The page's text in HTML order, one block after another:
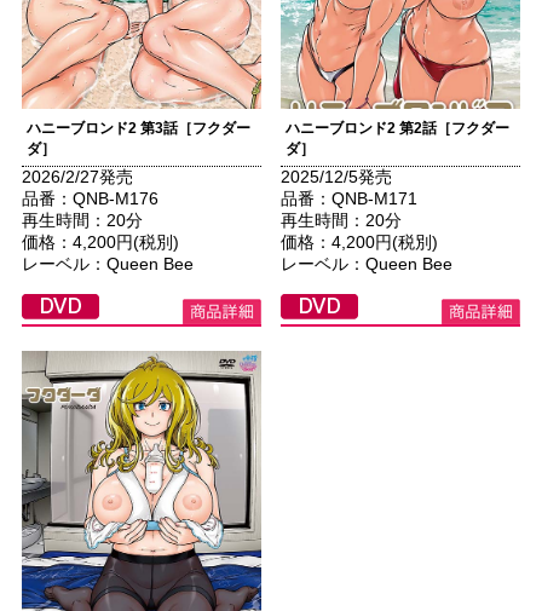
ハニーブロンド2 第3話［フクダー
ダ］
2026/2/27発売
品番：QNB-M176
再生時間：20分
価格：4,200円(税別)
レーベル：Queen Bee
ハニーブロンド2 第2話［フクダー
ダ］
2025/12/5発売
品番：QNB-M171
再生時間：20分
価格：4,200円(税別)
レーベル：Queen Bee